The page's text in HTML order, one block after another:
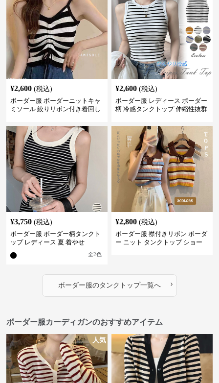
¥2,600 (税込)
ボーダー服 ボーダーニットキャ
ミソール 絞りリボン付き着回し
¥2,600 (税込)
ボーダー服 レディース ボーダー
柄 冷感タンクトップ 伸縮性抜群
¥3,750 (税込)
ボーダー服 ボーダー柄タンクト
ップ レディース 夏 着やせ
全2色
¥2,800 (税込)
ボーダー服 襟付きリボン ボーダ
ー ニット タンクトップ ショー
ボーダー服のタンクトップ一覧へ ›
ボーダー服カーディガンのおすすめアイテム
人気